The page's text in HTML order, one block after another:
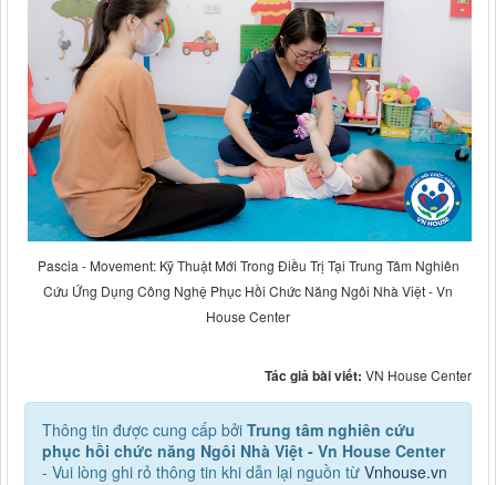
Pascia - Movement: Kỹ Thuật Mới Trong Điều Trị Tại Trung Tâm Nghiên
Cứu Ứng Dụng Công Nghệ Phục Hồi Chức Năng Ngôi Nhà Việt - Vn
House Center
Tác giả bài viết: VN House Center
Thông tin được cung cấp bởi Trung tâm nghiên cứu
phục hồi chức năng Ngôi Nhà Việt - Vn House Center
- Vui lòng ghi rỏ thông tin khi dẫn lại nguồn từ Vnhouse.vn